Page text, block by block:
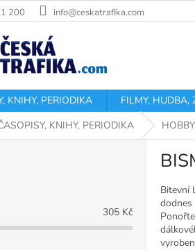
200 info@ceskatrafika.com
KNIHY, PERIODIKA FILMY, HUDBA,
KNIHY, PERIODIKA
305 Kč
Bitevní